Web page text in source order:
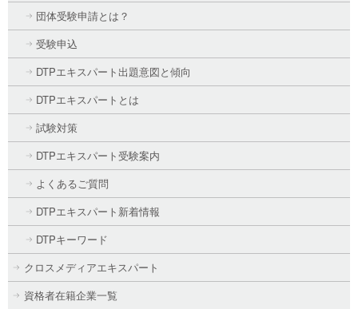
団体受験申請とは？
受験申込
DTPエキスパート出題意図と傾向
DTPエキスパートとは
試験対策
DTPエキスパート受験案内
よくあるご質問
DTPエキスパート新着情報
DTPキーワード
クロスメディアエキスパート
資格者在籍企業一覧